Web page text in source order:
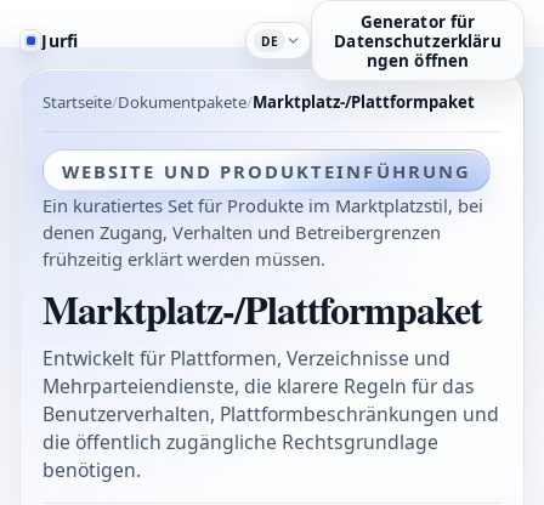
Jurfi DE
Generator für
Datenschutzerkläru
ngen öffnen
Startseite Dokumentpakete Marktplatz-/Plattformpaket
WEBSITE UND PRODUKTEINFÜHRUNG
Ein kuratiertes Set für Produkte im Marktplatzstil, bei
denen Zugang, Verhalten und Betreibergrenzen
frühzeitig erklärt werden müssen.
Marktplatz-/Plattformpaket
Entwickelt für Plattformen, Verzeichnisse und
Mehrparteiendienste, die klarere Regeln für das
Benutzerverhalten, Plattformbeschränkungen und
die öffentlich zugängliche Rechtsgrundlage
benötigen.